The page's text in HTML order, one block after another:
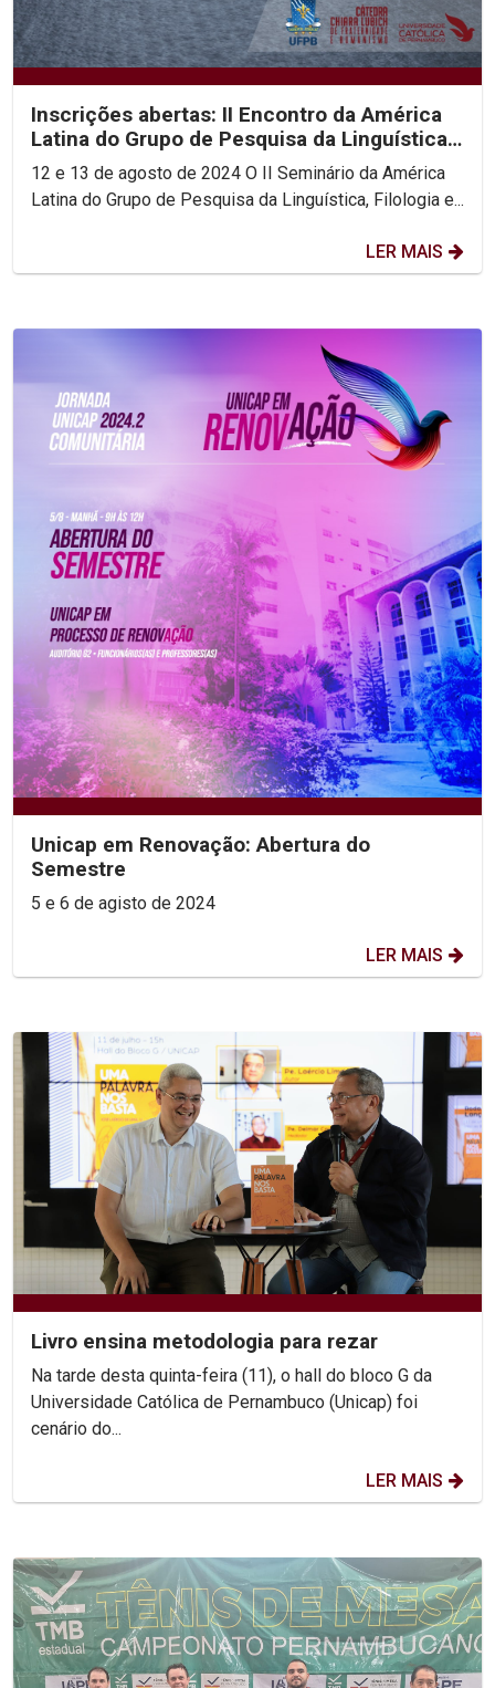
Inscrições abertas: II Encontro da América
Latina do Grupo de Pesquisa da Linguística,
Filologia...
12 e 13 de agosto de 2024 O II Seminário da América
Latina do Grupo de Pesquisa da Linguística, Filologia e...
LER MAIS
Unicap em Renovação: Abertura do
Semestre
LER MAIS
Livro ensina metodologia para rezar
Na tarde desta quinta-feira (11), o hall do bloco G da
Universidade Católica de Pernambuco (Unicap) foi
cenário do...
LER MAIS